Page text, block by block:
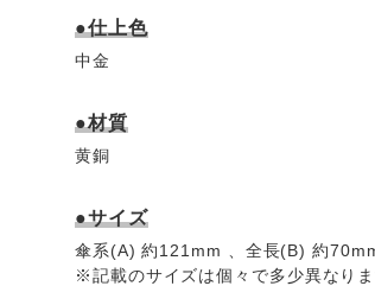
●仕上色
中金
●材質
黄銅
●サイズ
傘系(A) 約121mm 、全長(B) 約
※記載のサイズは個々で多少異なり